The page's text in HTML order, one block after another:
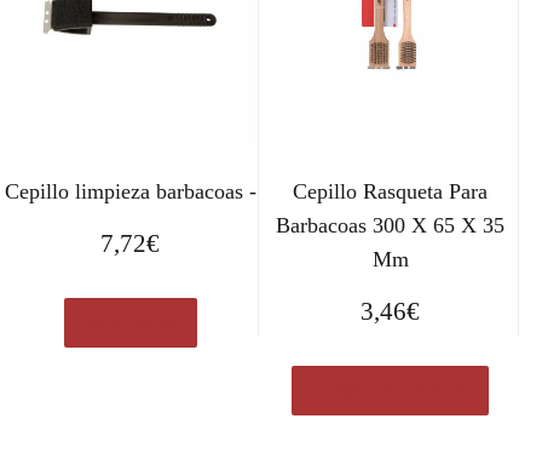
Cepillo limpieza barbacoas -
7,72€
Cepillo Rasqueta Para
Barbacoas 300 X 65 X 35
Mm
3,46€